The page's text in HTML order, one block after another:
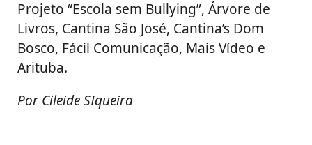
Projeto “Escola sem Bullying”, Árvore de
Livros, Cantina São José, Cantina’s Dom
Bosco, Fácil Comunicação, Mais Vídeo e
Arituba.
Por Cileide SIqueira